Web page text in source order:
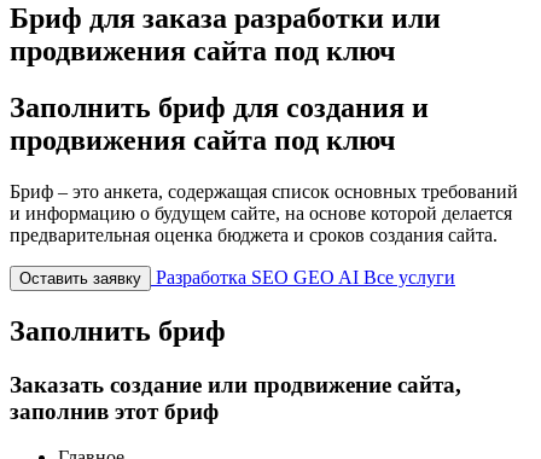
Бриф для заказа разработки или
продвижения сайта под ключ
Заполнить бриф для создания и
продвижения сайта под ключ
Бриф – это анкета, содержащая список основных требований
и информацию о будущем сайте, на основе которой делается
предварительная оценка бюджета и сроков создания сайта.
Оставить заявку Разработка SEO GEO AI Все услуги
Заполнить бриф
Заказать создание или продвижение сайта,
заполнив этот бриф